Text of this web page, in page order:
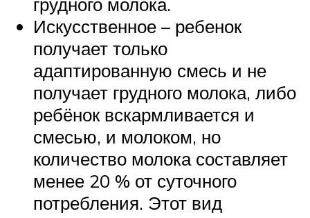
Искусственное – ребенок
получает только
адаптированную смесь и не
получает грудного молока, либо
ребёнок вскармливается и
смесью, и молоком, но
количество молока составляет
менее 20 % от суточного
потребления. Этот вид